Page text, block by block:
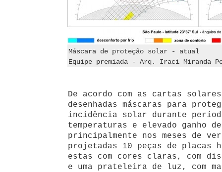
Máscara de proteção solar - atual
Equipe premiada - Arq. Iraci Miranda
De acordo com as cartas
desenhadas máscaras para
incidência solar durante
temperaturas e elevado ganho
principalmente nos meses de
projetadas 10 peças de placas
estas com cores claras, com
e uma prateleira de luz, com